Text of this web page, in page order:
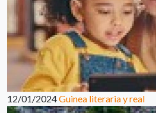
12/01/2024Guinea literaria y real